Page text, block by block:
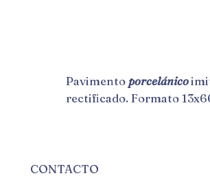
CONTACTO
Pavimento porcelánico
rectificado. Formato